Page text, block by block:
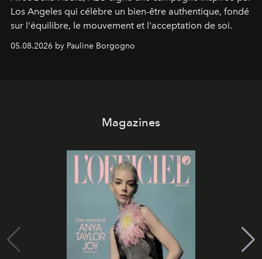
Los Angeles qui célèbre un bien-être authentique, fondé
sur l'équilibre, le mouvement et l'acceptation de soi.
05.08.2026 by Pauline Borgogno
Magazines